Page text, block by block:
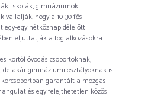
iskolák, gimnáziumok
vállalják, hogy a 10-30 fős
egy-egy hétköznap délelőtti
eljuttatják a foglalkozásokra.
kortól óvodás csoportoknak,
de akár gimnáziumi osztályoknak is
garantált a mozgás
és egy felejthetetlen közös